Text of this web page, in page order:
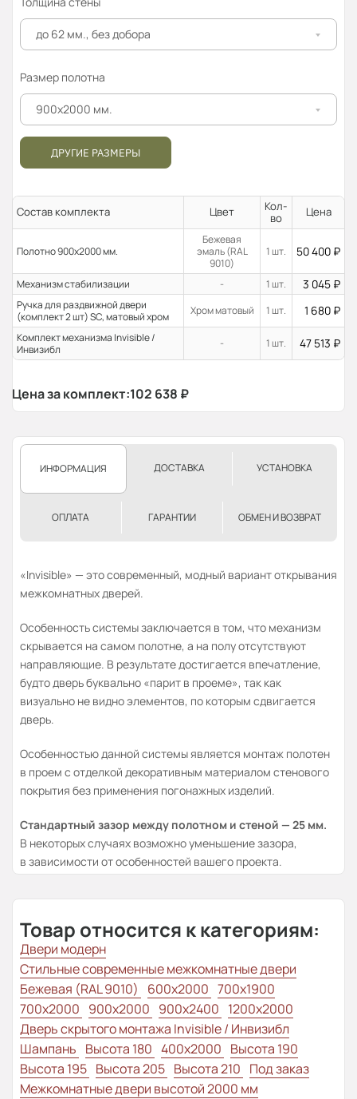
до 62 мм., без добора
Размер полотна
900x2000 мм.
ДРУГИЕ РАЗМЕРЫ
Состав комплекта Цвет
Кол-
во
Цена
Полотно 900x2000 мм.
Бежевая
эмаль (RAL
9010)
1 шт. 50 400 ₽
Механизм стабилизации - 1 шт. 3 045 ₽
Ручка для раздвижной двери
(комплект 2 шт) SC, матовый хром
Хром матовый 1 шт. 1 680 ₽
Комплект механизма Invisible /
Инвизибл
- 1 шт. 47 513 ₽
Цена за комплект:102 638 ₽
ИНФОРМАЦИЯ ДОСТАВКА УСТАНОВКА
ОПЛАТА ГАРАНТИИ ОБМЕН И ВОЗВРАТ
«Invisible» — это современный, модный вариант открывания
межкомнатных дверей.
Особенность системы заключается в том, что механизм
скрывается на самом полотне, а на полу отсутствуют
направляющие. В результате достигается впечатление,
будто дверь буквально «парит в проеме», так как
визуально не видно элементов, по которым сдвигается
дверь.
Особенностью данной системы является монтаж полотен
в проем с отделкой декоративным материалом стенового
покрытия без применения погонажных изделий.
Стандартный зазор между полотном и стеной — 25 мм.
В некоторых случаях возможно уменьшение зазора,
в зависимости от особенностей вашего проекта.
Товар относится к категориям:
Двери модерн
Стильные современные межкомнатные двери
Бежевая (RAL 9010)
600x2000 700x1900
700x2000 900x2000 900x2400 1200x2000
Дверь скрытого монтажа Invisible / Инвизибл
Шампань Высота 180 400x2000 Высота 190
Высота 195 Высота 205 Высота 210 Под заказ
Межкомнатные двери высотой 2000 мм